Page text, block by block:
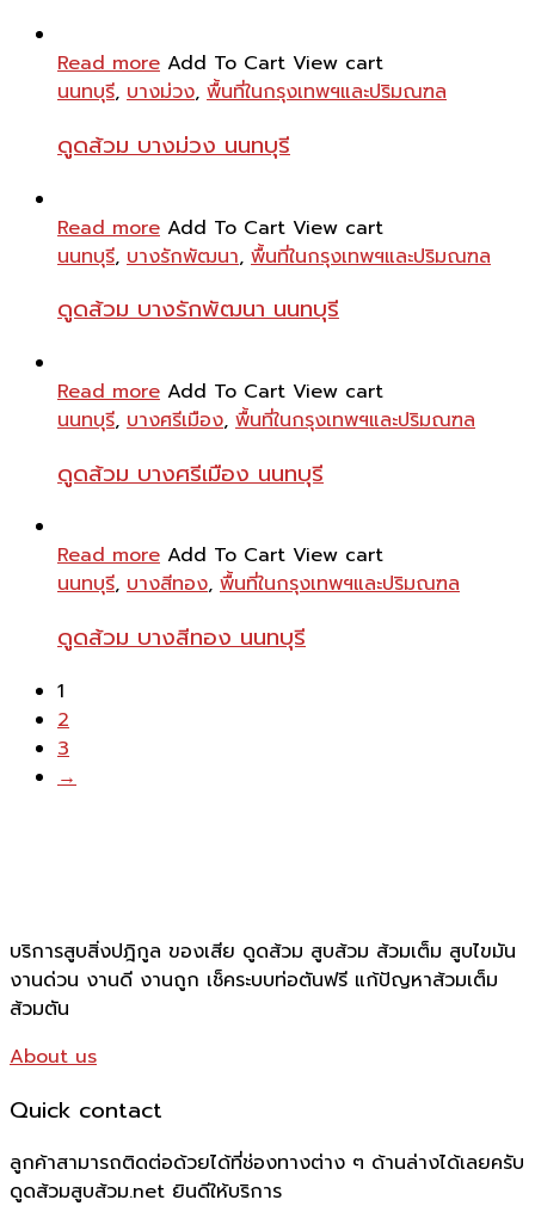
Read more Add To Cart View cart
นนทบุรี, บางม่วง, พื้นที่ในกรุงเทพฯและปริมณฑล
ดูดส้วม บางม่วง นนทบุรี
Read more Add To Cart View cart
นนทบุรี, บางรักพัฒนา, พื้นที่ในกรุงเทพฯและปริมณฑล
ดูดส้วม บางรักพัฒนา นนทบุรี
Read more Add To Cart View cart
นนทบุรี, บางศรีเมือง, พื้นที่ในกรุงเทพฯและปริมณฑล
ดูดส้วม บางศรีเมือง นนทบุรี
Read more Add To Cart View cart
นนทบุรี, บางสีทอง, พื้นที่ในกรุงเทพฯและปริมณฑล
ดูดส้วม บางสีทอง นนทบุรี
1
2
3
→
บริการสูบสิ่งปฎิกูล ของเสีย ดูดส้วม สูบส้วม ส้วมเต็ม สูบไขมัน
งานด่วน งานดี งานถูก เช็คระบบท่อตันฟรี แก้ปัญหาส้วมเต็ม
ส้วมตัน
About us
Quick contact
ลูกค้าสามารถติดต่อด้วยได้ที่ช่องทางต่าง ๆ ด้านล่างได้เลยครับ
ดูดส้วมสูบส้วม.net ยินดีให้บริการ